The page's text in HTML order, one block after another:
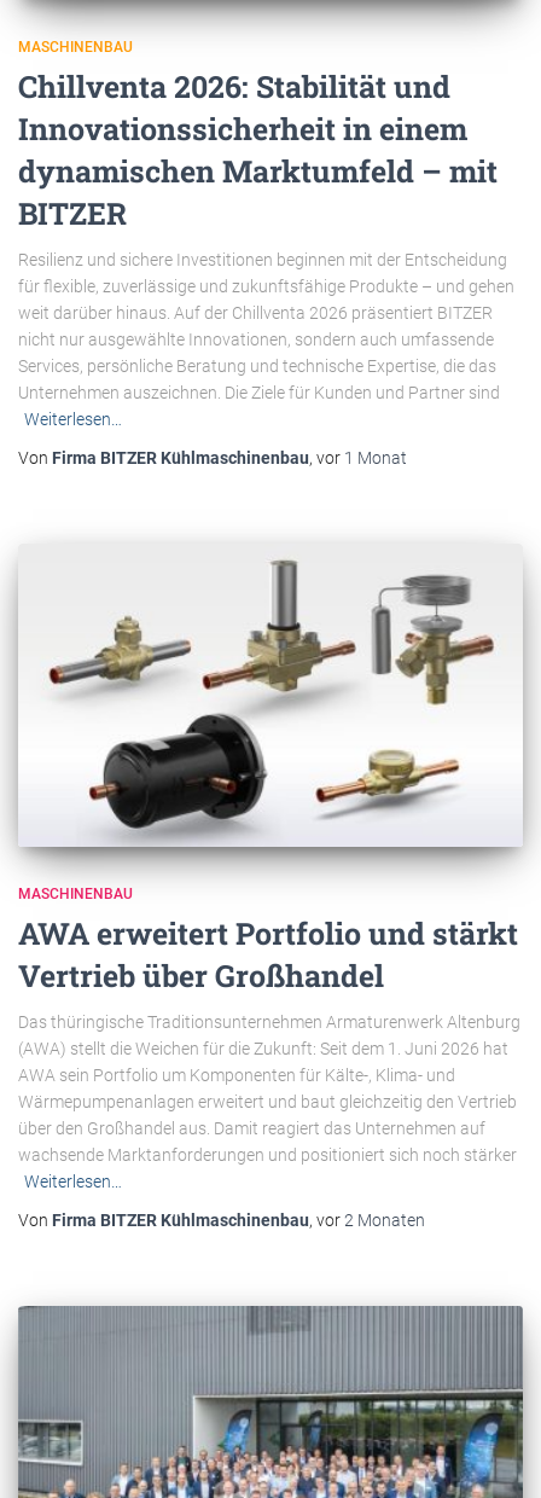
MASCHINENBAU
Chillventa 2026: Stabilität und
Innovationssicherheit in einem
dynamischen Marktumfeld – mit
BITZER
Resilienz und sichere Investitionen beginnen mit der Entscheidung
für flexible, zuverlässige und zukunftsfähige Produkte – und gehen
weit darüber hinaus. Auf der Chillventa 2026 präsentiert BITZER
nicht nur ausgewählte Innovationen, sondern auch umfassende
Services, persönliche Beratung und technische Expertise, die das
Unternehmen auszeichnen. Die Ziele für Kunden und Partner sind
Weiterlesen…
Von Firma BITZER Kühlmaschinenbau, vor 1 Monat
MASCHINENBAU
AWA erweitert Portfolio und stärkt
Vertrieb über Großhandel
Das thüringische Traditionsunternehmen Armaturenwerk Altenburg
(AWA) stellt die Weichen für die Zukunft: Seit dem 1. Juni 2026 hat
AWA sein Portfolio um Komponenten für Kälte-, Klima- und
Wärmepumpenanlagen erweitert und baut gleichzeitig den Vertrieb
über den Großhandel aus. Damit reagiert das Unternehmen auf
wachsende Marktanforderungen und positioniert sich noch stärker
Weiterlesen…
Von Firma BITZER Kühlmaschinenbau, vor2 Monaten